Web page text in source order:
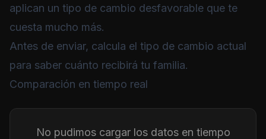
aplican un tipo de cambio desfavorable que te
cuesta mucho más.
Antes de enviar, calcula el tipo de cambio actual
para saber cuánto recibirá tu familia.
Comparación en tiempo real
No pudimos cargar los datos en tiempo